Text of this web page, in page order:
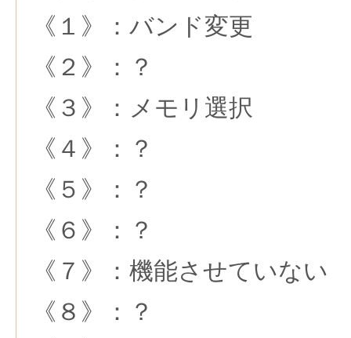
《１》：バンド変更
《２》：？
《３》：メモリ選択
《４》：？
《５》：？
《６》：？
《７》：機能させていない
《８》：？